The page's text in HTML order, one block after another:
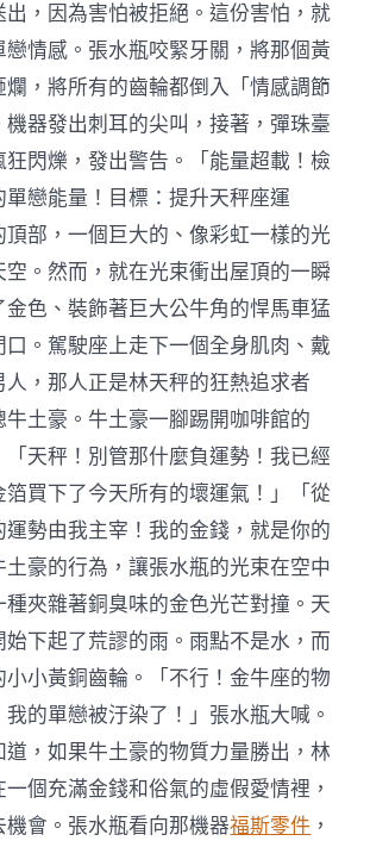
出，因為害怕被拒絕。這份害怕，就
情感。張水瓶咬緊牙關，將那個黃
，將所有的齒輪都倒入「情感調節
器發出刺耳的尖叫，接著，彈珠臺
閃爍，發出警告。「能量超載！檢
戀能量！目標：提升天秤座運
部，一個巨大的、像彩虹一樣的光
。然而，就在光束衝出屋頂的一瞬
金色、裝飾著巨大公牛角的悍馬車猛
。駕駛座上走下一個全身肌肉、戴
，那人正是林天秤的狂熱追求者
土豪。牛土豪一腳踢開咖啡館的
「天秤！別管那什麼負運勢！我已經
買下了今天所有的壞運氣！」「從
勢由我主宰！我的金錢，就是你的
豪的行為，讓張水瓶的光束在空中
夾雜著銅臭味的金色光芒對撞。天
始下起了荒謬的雨。雨點不是水，而
小黃銅齒輪。「不行！金牛座的物
的單戀被汙染了！」張水瓶大喊。
道，如果牛土豪的物質力量勝出，林
個充滿金錢和俗氣的虛假愛情裡，
機會。張水瓶看向那機器福斯零件 ，